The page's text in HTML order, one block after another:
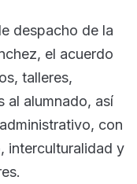
despacho de la
el acuerdo
talleres,
al alumnado, así
con
interculturalidad y